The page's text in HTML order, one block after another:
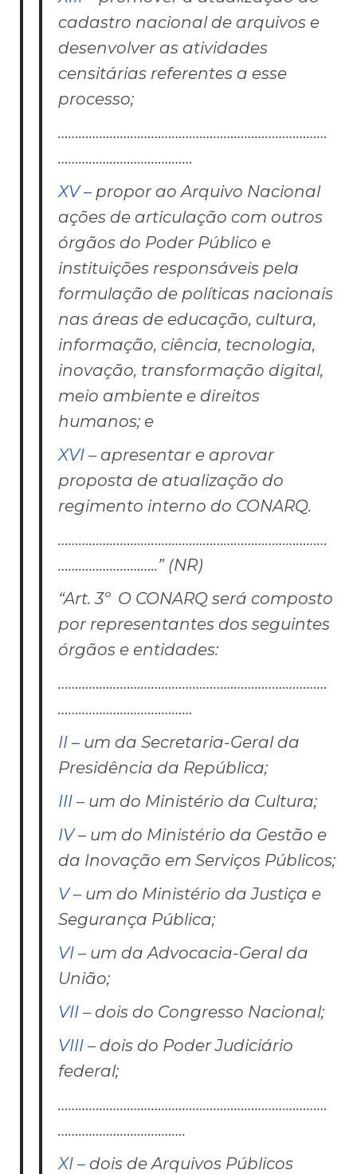
cadastro nacional de arquivos e
desenvolver as atividades
censitárias referentes a esse
processo;
……………………………………………………………………
…………………………………
XV – propor ao Arquivo Nacional
ações de articulação com outros
órgãos do Poder Público e
instituições responsáveis pela
formulação de políticas nacionais
nas áreas de educação, cultura,
informação, ciência, tecnologia,
inovação, transformação digital,
meio ambiente e direitos
humanos; e
XVI – apresentar e aprovar
proposta de atualização do
regimento interno do CONARQ.
……………………………………………………………………
………………………..” (NR)
“Art. 3º O CONARQ será composto
por representantes dos seguintes
órgãos e entidades:
……………………………………………………………………
…………………………………
II – um da Secretaria-Geral da
Presidência da República;
III – um do Ministério da Cultura;
IV– um do Ministério da Gestão e
da Inovação em Serviços Públicos;
V – um do Ministério da Justiça e
Segurança Pública;
VI – um da Advocacia-Geral da
União;
VII – dois do Congresso Nacional;
VIII – dois do Poder Judiciário
federal;
……………………………………………………………………
……………………………….
XI – dois de Arquivos Públicos